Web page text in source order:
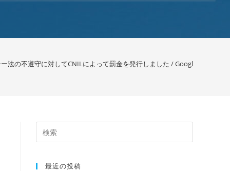
法の不遵守に対してCNILによって罰金を発行しました / Google
最近の投稿